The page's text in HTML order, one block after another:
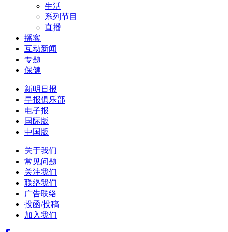
生活
系列节目
直播
播客
互动新闻
专题
保健
新明日报
早报俱乐部
电子报
国际版
中国版
关于我们
常见问题
关注我们
联络我们
广告联络
投函/投稿
加入我们